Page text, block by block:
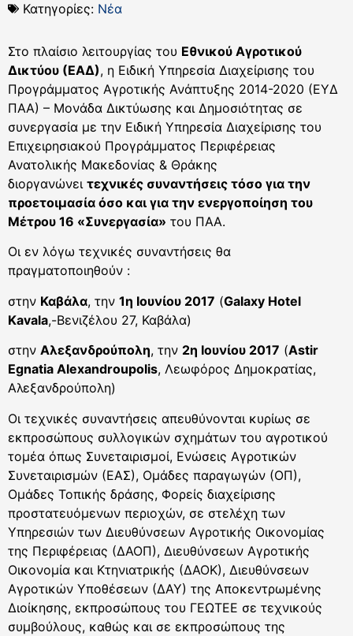
Κατηγορίες: Νέα
Στο πλαίσιο λειτουργίας του Εθνικού Αγροτικού
Δικτύου (ΕΑΔ), η Ειδική Υπηρεσία Διαχείρισης του
Προγράμματος Αγροτικής Ανάπτυξης 2014-2020 (ΕΥΔ
ΠΑΑ) – Μονάδα Δικτύωσης και Δημοσιότητας σε
συνεργασία με την Ειδική Υπηρεσία Διαχείρισης του
Επιχειρησιακού Προγράμματος Περιφέρειας
Ανατολικής Μακεδονίας & Θράκης
διοργανώνει τεχνικές συναντήσεις τόσο για την
προετοιμασία όσο και για την ενεργοποίηση του
Μέτρου 16 «Συνεργασία» του ΠΑΑ.
Οι εν λόγω τεχνικές συναντήσεις θα
πραγματοποιηθούν :
στην Καβάλα, την 1η Ιουνίου 2017 (Galaxy Hotel
Kavala,-Βενιζέλου 27, Καβάλα)
στην Αλεξανδρούπολη, την 2η Ιουνίου 2017 (Astir
Egnatia Alexandroupolis, Λεωφόρος Δημοκρατίας,
Αλεξανδρούπολη)
Οι τεχνικές συναντήσεις απευθύνονται κυρίως σε
εκπροσώπους συλλογικών σχημάτων του αγροτικού
τομέα όπως Συνεταιρισμοί, Ενώσεις Αγροτικών
Συνεταιρισμών (ΕΑΣ), Ομάδες παραγωγών (ΟΠ),
Ομάδες Τοπικής δράσης, Φορείς διαχείρισης
προστατευόμενων περιοχών, σε στελέχη των
Υπηρεσιών των Διευθύνσεων Αγροτικής Οικονομίας
της Περιφέρειας (ΔΑΟΠ), Διευθύνσεων Αγροτικής
Οικονομία και Κτηνιατρικής (ΔΑΟΚ), Διευθύνσεων
Αγροτικών Υποθέσεων (ΔΑΥ) της Αποκεντρωμένης
Διοίκησης, εκπροσώπους του ΓΕΩΤΕΕ σε τεχνικούς
συμβούλους, καθώς και σε εκπροσώπους της